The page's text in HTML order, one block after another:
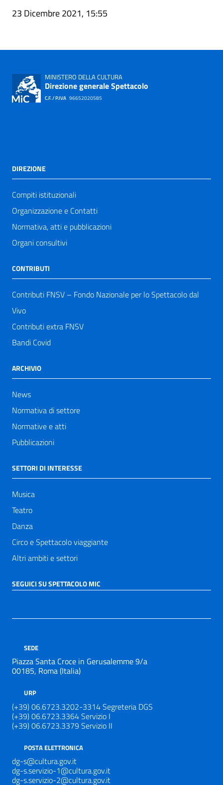
23 Dicembre 2021, 15:55
MINISTERO DELLA CULTURA
Direzione generale Spettacolo
C.F. / P.IVA 96652020585
DIREZIONE
Compiti istituzionali
Organizzazione e Contatti
Normativa, atti e pubblicazioni
Organi consultivi
CONTRIBUTI
Contributi FNSV – Fondo Nazionale per lo Spettacolo dal
Vivo
Contributi extra FNSV
Bandi Covid
ARCHIVIO
News
Normativa di settore
Normative e atti
Pubblicazioni
SETTORI DI INTERESSE
Musica
Teatro
Danza
Circo e Spettacolo viaggiante
Altri ambiti e settori
SEGUICI SU SPETTACOLO MIC
SEDE
Piazza Santa Croce in Gerusalemme 9/a
00185, Roma (Italia)
URP
(+39) 06.6723.3202-3314 Segreteria DGS
(+39) 06.6723.3364 Servizio I
(+39) 06.6723.3379 Servizio II
POSTA ELETTRONICA
dg-s@cultura.gov.it
dg-s.servizio-1@cultura.gov.it
dg-s.servizio-2@cultura.gov.it